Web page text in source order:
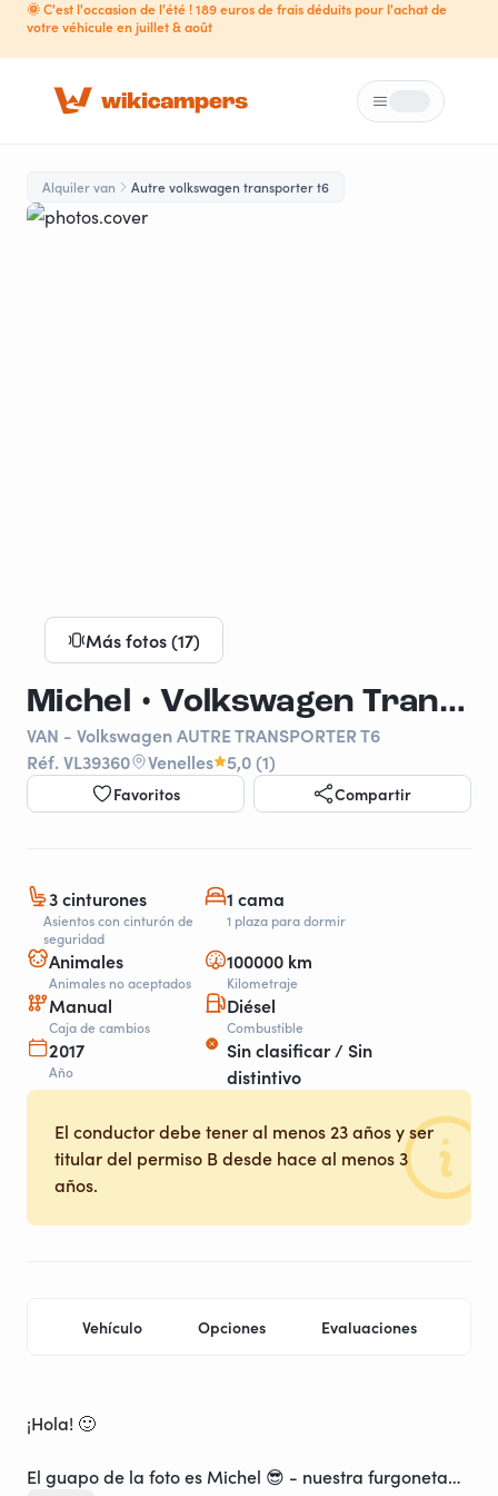
🌞 C'est l'occasion de l'été ! 189 euros de frais déduits pour l'achat de
votre véhicule en juillet & août
Loading...
Alquiler van Autre volkswagen transporter t6
Más fotos (17)
Michel • Volkswagen Transporter aménagé sur-mesure • Compact & confort
VAN - Volkswagen AUTRE TRANSPORTER T6
Réf. VL39360
Venelles 5,0 (1)
Favoritos Compartir
3 cinturones
Asientos con cinturón de
seguridad
1 cama
1 plaza para dormir
Animales
Animales no aceptados
100000 km
Kilometraje
Manual
Caja de cambios
Diésel
Combustible
2017
Año
Sin clasificar / Sin
distintivo
El conductor debe tener al menos 23 años y ser
titular del permiso B desde hace al menos 3
años.
Vehículo Opciones Evaluaciones
¡Hola! 🙂
El guapo de la foto es Michel 😎 - nuestra furgoneta